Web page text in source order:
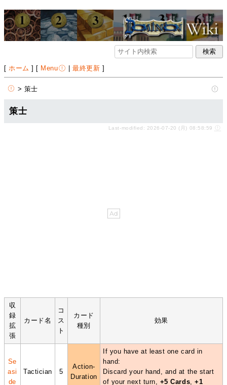
[ホーム ] [ Menu |最終更新 ]
> 策士
策士
Last-modified: 2026-07-20 (月) 08:58:59
収
録
拡
張
カード名
コ
ス
ト
カード
種別
効果
Se
asi
de
Tactician 5
Action-
Duration
If you have at least one card in
hand:
Discard your hand, and at the start
of your next turn, +5 Cards,+1